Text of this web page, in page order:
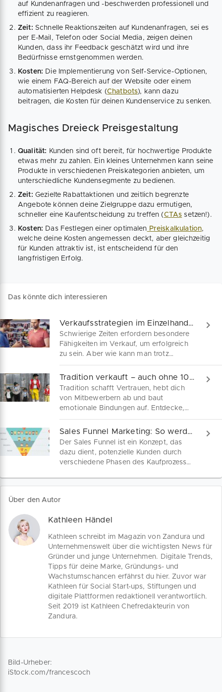
auf Kundenanfragen und -beschwerden professionell und
effizient zu reagieren.
Zeit: Schnelle Reaktionszeiten auf Kundenanfragen, sei es
per E-Mail, Telefon oder Social Media, zeigen deinen
Kunden, dass ihr Feedback geschätzt wird und ihre
Bedürfnisse ernstgenommen werden.
Kosten: Die Implementierung von Self-Service-Optionen,
wie einem FAQ-Bereich auf der Website oder einem
automatisierten Helpdesk (Chatbots), kann dazu
beitragen, die Kosten für deinen Kundenservice zu senken.
Magisches Dreieck Preisgestaltung
Qualität: Kunden sind oft bereit, für hochwertige Produkte
etwas mehr zu zahlen. Ein kleines Unternehmen kann seine
Produkte in verschiedenen Preiskategorien anbieten, um
unterschiedliche Kundensegmente zu bedienen.
Zeit: Gezielte Rabattaktionen und zeitlich begrenzte
Angebote können deine Zielgruppe dazu ermutigen,
schneller eine Kaufentscheidung zu treffen (CTAs setzen!).
Kosten: Das Festlegen einer optimalen Preiskalkulation,
welche deine Kosten angemessen deckt, aber gleichzeitig
für Kunden attraktiv ist, ist entscheidend für den
langfristigen Erfolg.
Das könnte dich interessieren
Verkaufsstrategien im Einzelhandel für mehr Umsatz
Schwierige Zeiten erfordern besondere
Fähigkeiten im Verkauf, um erfolgreich
zu sein. Aber wie kann man trotz
Konsumzurückhaltung mehr Abschlüsse
in Verkaufsgesprächen erzielen?
Erfahre, wie du auf die Bedürfnisse
deiner Kunden eingehen und gleichzeitig
deine Umsätze steigern kannst.
Tradition verkauft – auch ohne 100 Jahre Geschichte
Tradition schafft Vertrauen, hebt dich
von Mitbewerbern ab und baut
emotionale Bindungen auf. Entdecke,
wie Gründer und junge Unternehmen mit
traditionellen Werten ihr Markenimage
stärken und Kunden nachhaltig
begeistern können.
Sales Funnel Marketing: So werden Leads zu Neukunden
Der Sales Funnel ist ein Konzept, das
dazu dient, potenzielle Kunden durch
verschiedene Phasen des Kaufprozesses
erhöhst.
Über den Autor
Kathleen Händel
Kathleen schreibt im Magazin von Zandura und
Unternehmenswelt über die wichtigsten News für
Gründer und junge Unternehmen. Digitale Trends,
Tipps für deine Marke, Gründungs- und
Wachstumschancen erfährst du hier. Zuvor war
Kathleen für Social Start-ups, Stiftungen und
digitale Plattformen redaktionell verantwortlich.
Seit 2019 ist Kathleen Chefredakteurin von
Zandura.
Bild-Urheber:
iStock.com/francescoch